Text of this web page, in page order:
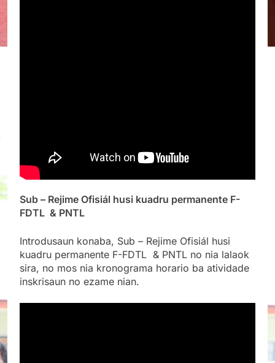
Sub – Rejime Ofisiál husi kuadru permanente F-
FDTL & PNTL
Introdusaun konaba, Sub – Rejime Ofisiál husi
kuadru permanente F-FDTL & PNTL no nia lalaok
sira, no mos nia kronograma horario ba atividade
inskrisaun no ezame nian.